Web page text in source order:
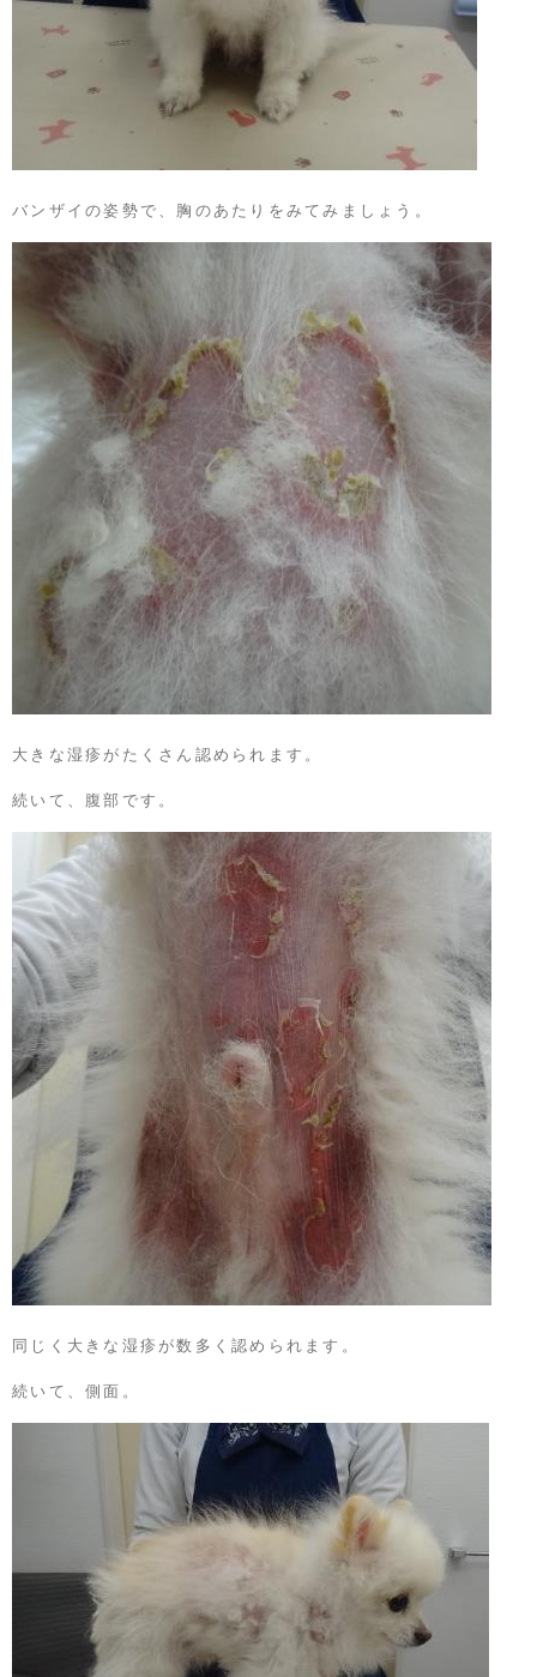
バンザイの姿勢で、胸のあたりをみてみましょう。
大きな湿疹がたくさん認められます。
続いて、腹部です。
同じく大きな湿疹が数多く認められます。
続いて、側面。